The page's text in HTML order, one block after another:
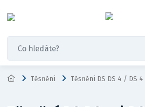
Těsnění Těsnění DS DS 4 / DS 4